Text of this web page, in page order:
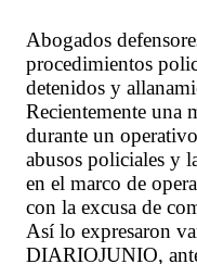
Abogados
procedimientos
detenidos y
Recientemente una
durante un
abusos policiales y
en el marco de
con la excusa de
Así lo expresaron
DIARIOJUNIO,